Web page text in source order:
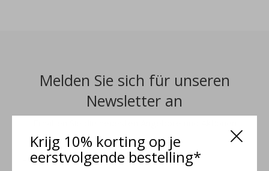
Krijg 10% korting op je
eerstvolgende bestelling*
Melden Sie sich für unseren
Newsletter an